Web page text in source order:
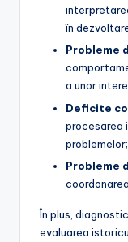
în
Probleme
a unor
Deficite
procesarea
problemelor;
Probleme
În plus,
evaluarea